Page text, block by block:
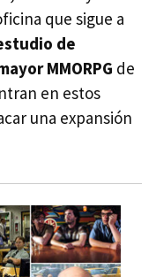
que sigue a
de
MMORPG de
en estos
una expansión